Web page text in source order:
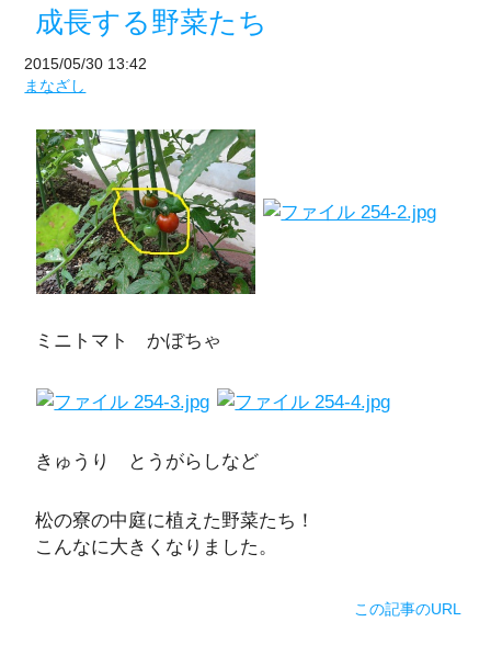
成長する野菜たち
2015/05/30 13:42
まなざし
ミニトマト かぼちゃ
きゅうり とうがらしなど
松の寮の中庭に植えた野菜たち！
こんなに大きくなりました。
この記事のURL